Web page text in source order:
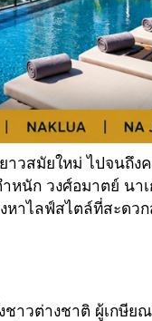
วสมัยใหม่ ไปจนถึง
หนัก วงศ์อมาตย์ น
หาไลฟ์สไตล์ที่สะดว
าวต่างชาติ ผู้เกษีย